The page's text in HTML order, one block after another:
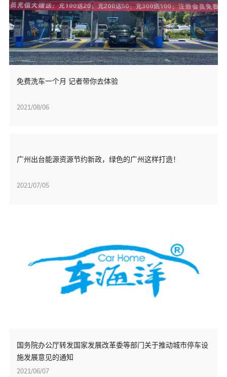
免费洗车一个月 记者带你去体验
2021/08/06
广州出台能源资源节约新政，绿色的广州这样打造！
2021/07/05
国务院办公厅转发国家发展改革委等部门关于推动城市停车设
施发展意见的通知
2021/06/07